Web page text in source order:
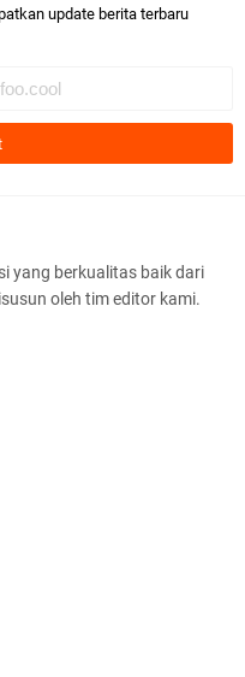
Tertib Berlalu di
update berita terbaru
yang berkualitas baik dari
oleh tim editor kami.